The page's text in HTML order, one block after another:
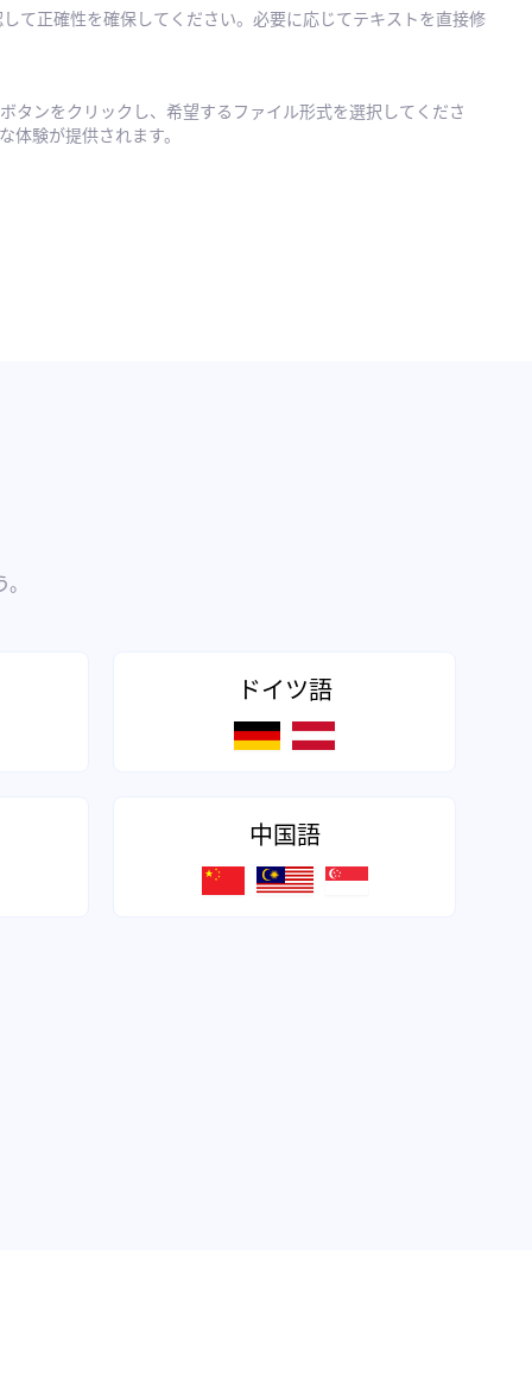
て正確性を確保してください。必要に応じてテキストを直接修
タンをクリックし、希望するファイル形式を選択してくださ
体験が提供されます。
ドイツ語
中国語